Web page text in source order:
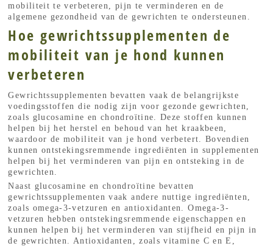
mobiliteit te verbeteren, pijn te verminderen en de
algemene gezondheid van de gewrichten te ondersteunen.
Hoe gewrichtssupplementen de
mobiliteit van je hond kunnen
verbeteren
Gewrichtssupplementen bevatten vaak de belangrijkste
voedingsstoffen die nodig zijn voor gezonde gewrichten,
zoals glucosamine en chondroïtine. Deze stoffen kunnen
helpen bij het herstel en behoud van het kraakbeen,
waardoor de mobiliteit van je hond verbetert. Bovendien
kunnen ontstekingsremmende ingrediënten in supplementen
helpen bij het verminderen van pijn en ontsteking in de
gewrichten.
Naast glucosamine en chondroïtine bevatten
gewrichtssupplementen vaak andere nuttige ingrediënten,
zoals omega-3-vetzuren en antioxidanten. Omega-3-
vetzuren hebben ontstekingsremmende eigenschappen en
kunnen helpen bij het verminderen van stijfheid en pijn in
de gewrichten. Antioxidanten, zoals vitamine C en E,